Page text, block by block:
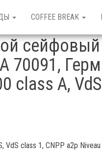
СOFFEE BREAK
сейфовый
70091,
class A,
VdS class 1, CNPP a2p Niveau